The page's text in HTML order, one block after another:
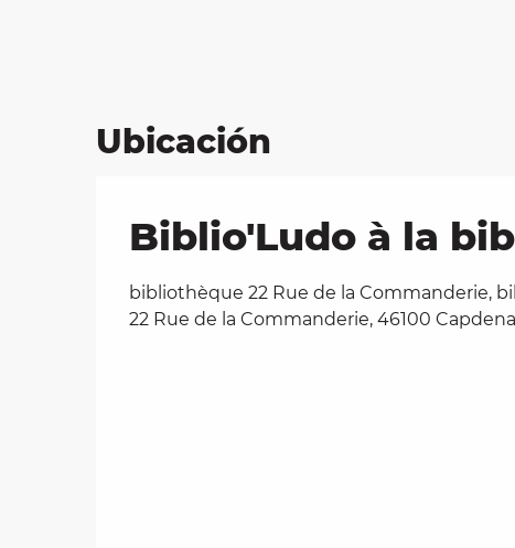
Ubicación
Biblio'Ludo à la
bibliothèque 22 Rue de la Commanderie,
22 Rue de la Commanderie, 46100